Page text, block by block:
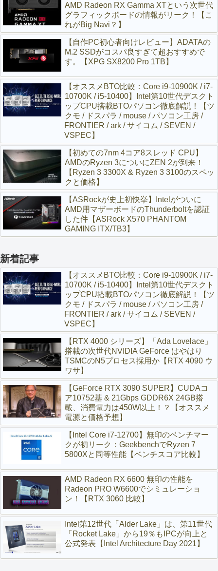
AMD Radeon RX Gamma XTという次世代
グラフィックボードの情報がリーク！【こ
れがBig Navi？】
【自作PC初心者向けレビュー】ADATAの
M.2 SSDがコスパ良すぎて超おすすめで
す。【XPG SX8200 Pro 1TB】
【オススメBTO比較：Core i9-10900K / i7-
10700K / i5-10400】Intel第10世代デスクト
ップCPU搭載BTOパソコン徹底解説！【ツ
クモ / ドスパラ / mouse / パソコン工房 /
FRONTIER / ark / サイコム / SEVEN /
VSPEC】
【初めての7nm 4コア8スレッド CPU】
AMDのRyzen 3についにZEN 2が到来！
【Ryzen 3 3300X & Ryzen 3 3100のスペッ
クと価格】
【ASRockが史上初快挙】Intelがついに
AMD用マザーボードのThunderboltを認証
した件【ASRock X570 PHANTOM
GAMING ITX/TB3】
新着記事
【オススメBTO比較：Core i9-10900K / i7-
10700K / i5-10400】Intel第10世代デスクト
ップCPU搭載BTOパソコン徹底解説！【ツ
クモ / ドスパラ / mouse / パソコン工房 /
FRONTIER / ark / サイコム / SEVEN /
VSPEC】
【RTX 4000 シリーズ】「Ada Lovelace」
搭載の次世代NVIDIA GeForce はやはり
TSMCのN5プロセス採用か【RTX 4090 ウ
ワサ】
【GeForce RTX 3090 SUPER】CUDAコ
ア10752基 & 21Gbps GDDR6X 24GB搭
載、消費電力は450W以上！？【オススメ
電源と価格予想】
【Intel Core i7-12700】無印のベンチマー
クが初リーク：GeekbenchでRyzen 7
5800Xと同等性能【ベンチスコア比較】
AMD Radeon RX 6600 無印の性能を
Radeon PRO W6600でシミュレーショ
ン！【RTX 3060 比較】
Intel第12世代「Alder Lake」は、第11世代
「Rocket Lake」から19％もIPCが向上と
公式発表【Intel Architecture Day 2021】